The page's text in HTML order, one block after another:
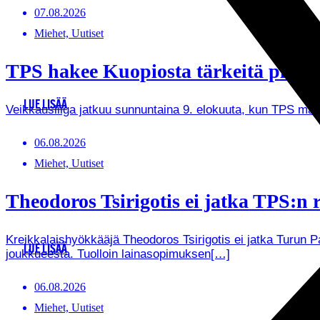
07.08.2026
Miehet, Uutiset
TPS hakee Kuopiosta tärkeitä
Veikkausliiga jatkuu sunnuntaina 9. elokuuta, kun TPS
LUE LISÄÄ
06.08.2026
Miehet, Uutiset
Theodoros Tsirigotis ei jatka TPS:n
Kreikkalaishyökkääjä Theodoros Tsirigotis ei jatka Turun
joukkueesta. Tuolloin lainasopimuksen[…]
LUE LISÄÄ
06.08.2026
Miehet, Uutiset